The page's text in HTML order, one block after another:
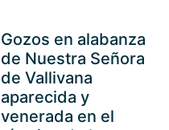
Gozos en alabanza
de Nuestra Señora
de Vallivana
aparecida y
venerada en el